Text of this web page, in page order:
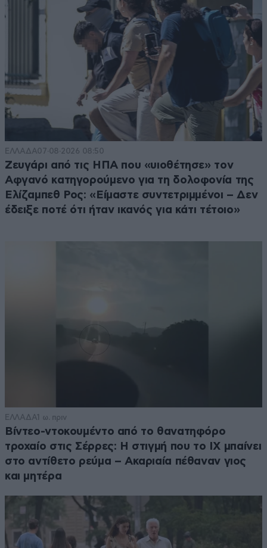
ΕΛΛΑΔΑ07·08·2026 08:50
Ζευγάρι από τις ΗΠΑ που «υιοθέτησε» τον
Αφγανό κατηγορούμενο για τη δολοφονία της
Ελίζαμπεθ Ρος: «Είμαστε συντετριμμένοι – Δεν
έδειξε ποτέ ότι ήταν ικανός για κάτι τέτοιο»
ΕΛΛΑΔΑ1 ω. πριν
Βίντεο-ντοκουμέντο από το θανατηφόρο
τροχαίο στις Σέρρες: Η στιγμή που το ΙΧ μπαίνει
στο αντίθετο ρεύμα – Ακαριαία πέθαναν γιος
και μητέρα